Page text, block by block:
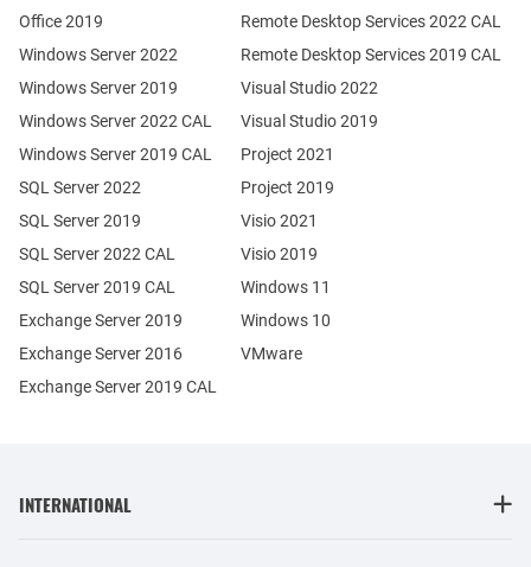
Office 2019
Windows Server 2022
Windows Server 2019
Exchange Server 2019
Exchange Server 2016
SQL Server 2022
SQL Server 2019
Windows Server 2022 CAL
Windows Server 2019 CAL
SQL Server 2022 CAL
SQL Server 2019 CAL
Remote Desktop Services 2022 CAL
Remote Desktop Services 2019 CAL
Exchange Server 2019 CAL
Visual Studio 2022
Visual Studio 2019
Project 2021
Project 2019
Visio 2021
Visio 2019
Windows 11
Windows 10
VMware
INTERNATIONAL